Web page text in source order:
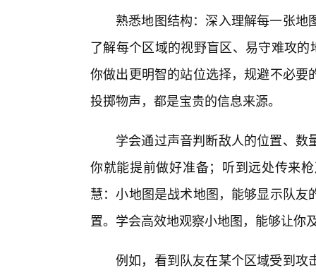
熟悉地图结构：深入理解每一张
了解每个区域的视野盲区、易守难攻
你做出更明智的站位选择，规避不必
投掷物声，都是宝贵的信息来源。
学会通过声音判断敌人的位置、
你就能提前做好准备；听到远处传来
慧：小地图是战术地图，能够显示队
置。学会高效地观察小地图，能够让你
例如，看到队友在某个区域受到攻